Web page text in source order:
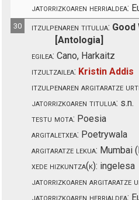
jatorrizkoaren herrialdea:
30 itzulpenaren titulua: Good
[Antologia]
egilea: Cano, Harkaitz
itzultzailea: Kristin Addis
itzulpenaren argitaratze
jatorrizkoaren titulua: s.n.
testu mota: Poesia
argitaletxea: Poetrywala
argitaratze lekua: Mumbai
xede hizkuntza(k): ingelesa
jatorrizkoaren argitaratze
jatorrizkoaren herrialdea: